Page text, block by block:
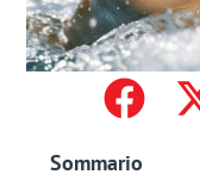
Sommario